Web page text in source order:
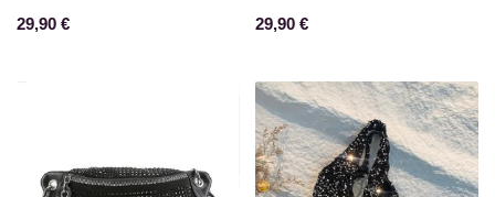
29,90 € 29,90 €